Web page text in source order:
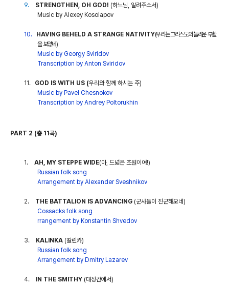
9. STRENGTHEN, OH GOD! (하느님 알려주소서)
Music by Alexey Kosolapov
10. HAVING BEHELD A STRANGE NATIVITY(우리는 그리스도의 놀라운 부활
을 보았네)
Music by Georgy Sviridov
Transcription by Anton Sviridov
11. GOD IS WITH US (우리와 함께 하시는 주)
Music by Pavel Chesnokov
Transcription by Andrey Poltorukhin
PART 2 (총11 곡)
1. AH, MY STEPPE WIDE(아, 드넓은 초원이여!)
Russian folk song
Arrangement by Alexander Sveshnikov
2. THE BATTALION IS ADVANCING(군사들이 진군해오네 )
Cossacks folk song
rrangement by Konstantin Shvedov
3. KALINKA (칼린카)
Russian folk song
Arrangement by Dmitry Lazarev
4. IN THE SMITHY(대장간에서)